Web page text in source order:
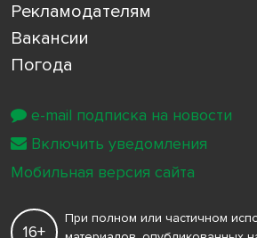
Рекламодателям
Вакансии
Погода
16+
При полном или частичном
e-mail подписка на новости
Включить уведомления
Мобильная версия сайта